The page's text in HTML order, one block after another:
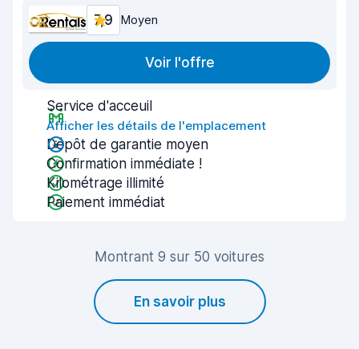
7,9 Moyen
Voir l'offre
Service d'acceuil
Afficher les détails de l'emplacement
Dépôt de garantie moyen
Confirmation immédiate !
Kilométrage illimité
Paiement immédiat
Montrant 9 sur 50 voitures
En savoir plus